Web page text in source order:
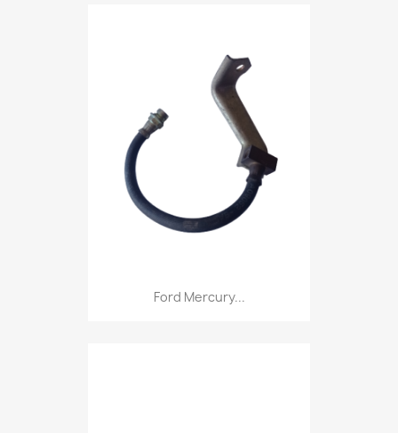
Ford Mercury...